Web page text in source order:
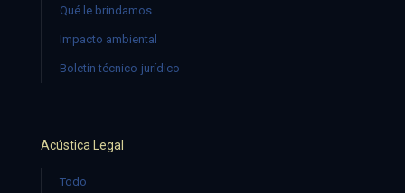
Qué le brindamos
Impacto ambiental
Boletín técnico-jurídico
Acústica Legal
Todo